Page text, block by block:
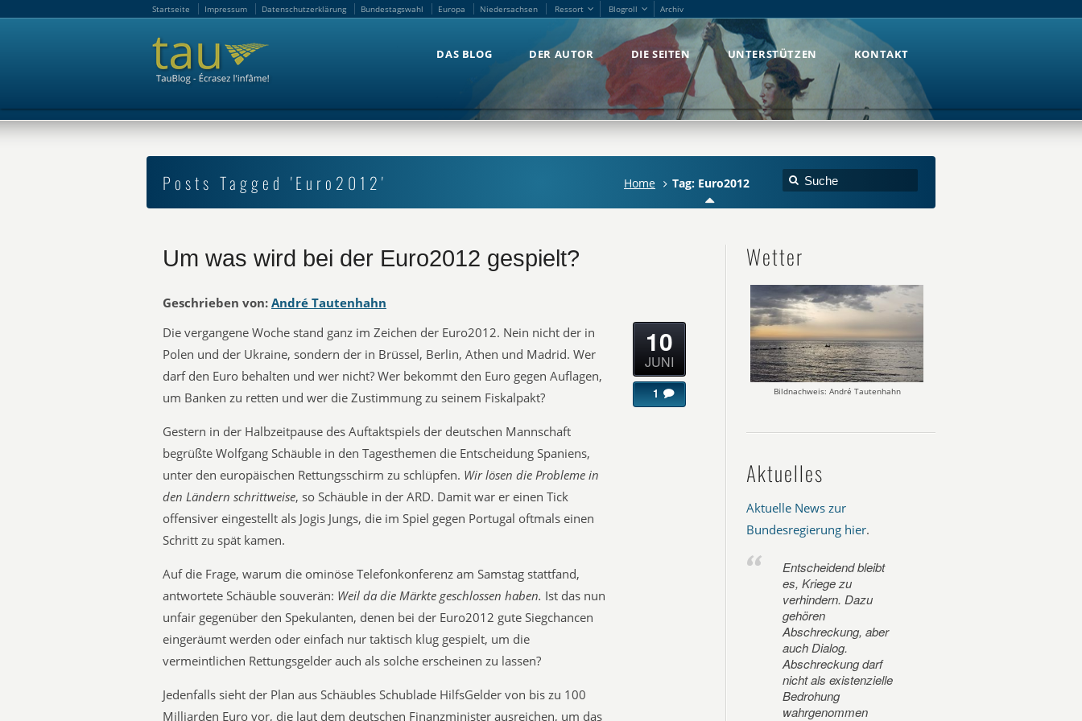
Startseite Impressum Datenschutzerklärung Bundestagswahl Europa Niedersachsen Ressort Blogroll Archiv
DAS BLOG DER AUTOR DIE SEITEN UNTERSTÜTZEN KONTAKT
Posts Tagged 'Euro2012' Home Tag: Euro2012
Um was wird bei der Euro2012 gespielt?
Geschrieben von: André Tautenhahn
Die vergangene Woche stand ganz im Zeichen der Euro2012. Nein nicht der in
Polen und der Ukraine, sondern der in Brüssel, Berlin, Athen und Madrid. Wer
darf den Euro behalten und wer nicht? Wer bekommt den Euro gegen Auflagen,
um Banken zu retten und wer die Zustimmung zu seinem Fiskalpakt?
Gestern in der Halbzeitpause des Auftaktspiels der deutschen Mannschaft
begrüßte Wolfgang Schäuble in den Tagesthemen die Entscheidung Spaniens,
unter den europäischen Rettungsschirm zu schlüpfen. Wir lösen die Probleme in
den Ländern schrittweise, so Schäuble in der ARD. Damit war er einen Tick
offensiver eingestellt als Jogis Jungs, die im Spiel gegen Portugal oftmals einen
Schritt zu spät kamen.
Auf die Frage, warum die ominöse Telefonkonferenz am Samstag stattfand,
antwortete Schäuble souverän: Weil da die Märkte geschlossen haben. Ist das nun
unfair gegenüber den Spekulanten, denen bei der Euro2012 gute Siegchancen
eingeräumt werden oder einfach nur taktisch klug gespielt, um die
vermeintlichen Rettungsgelder auch als solche erscheinen zu lassen?
Jedenfalls sieht der Plan aus Schäubles Schublade HilfsGelder von bis zu 100
Milliarden Euro vor, die laut dem deutschen Finanzminister ausreichen, um das
10
JUNI
1
Wetter
Bildnachweis: André Tautenhahn
Aktuelles
Aktuelle News zur
Bundesregierung hier.
Entscheidend bleibt
es, Kriege zu
verhindern. Dazu
gehören
Abschreckung, aber
auch Dialog.
Abschreckung darf
nicht als existenzielle
Bedrohung
wahrgenommen
Startseite Impressum Datenschutzerklärung Bundestagswahl Europa Niedersachsen Ressort Blogroll Archiv
DAS BLOG DER AUTOR DIE SEITEN UNTERSTÜTZEN KONTAKT